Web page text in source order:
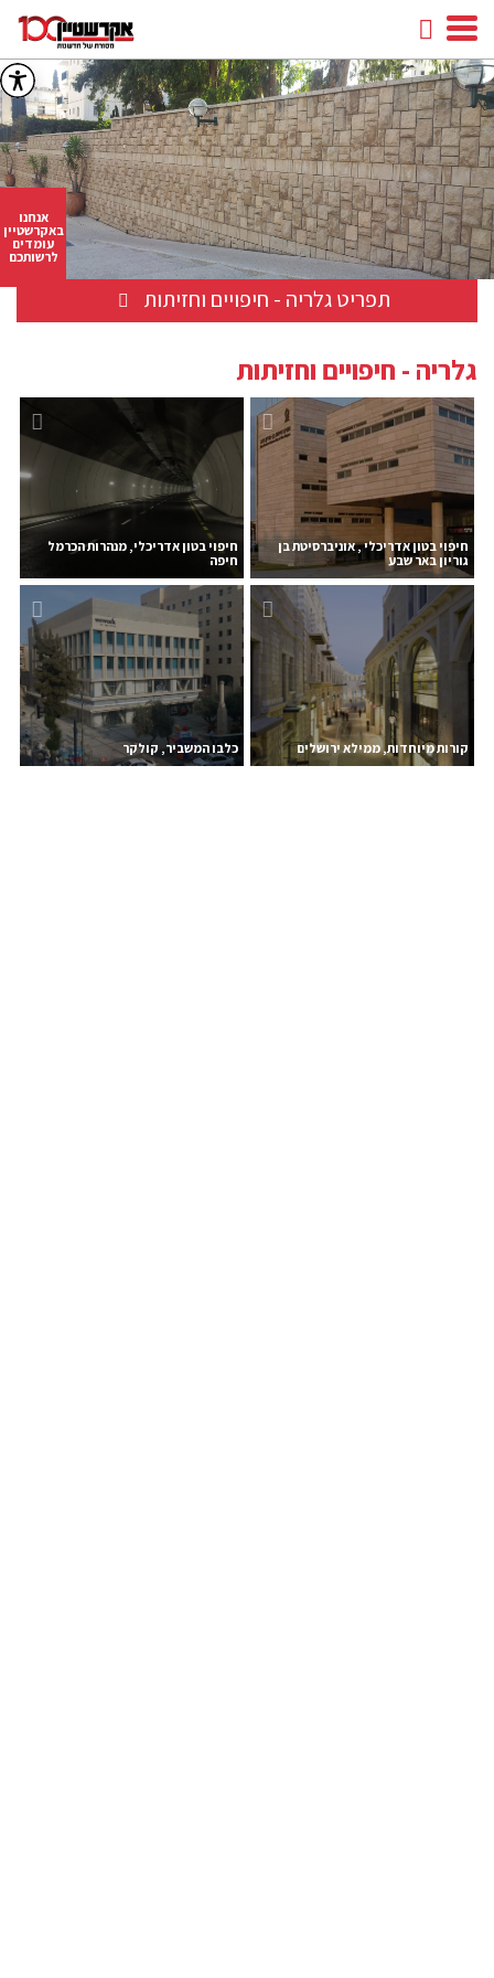
חיפוש
facebook
youtube
instagram
תפריט גלריה - חיפויים וחזיתות
גלריה - חיפויים וחזיתות
חיפוי בטון אדריכלי , אוניברסיטת בן
גוריון באר שבע
חיפוי בטון אדריכלי, מנהרות הכרמל
חיפה
קורות מיוחדות, ממילא ירושלים כלבו המשביר, קולקר
אנחנו
באקרשטיין
עומדים
לרשותכם